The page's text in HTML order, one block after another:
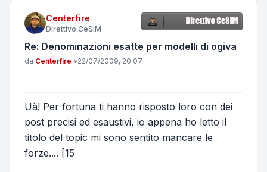
Centerfire
Direttivo CeSIM
Re: Denominazioni esatte per modelli di ogiva
Messaggio
da Centerfire »22/07/2009, 20:07
Uà! Per fortuna ti hanno risposto loro con dei
post precisi ed esaustivi, io appena ho letto il
titolo del topic mi sono sentito mancare le
forze.... [15